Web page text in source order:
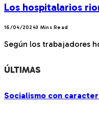
Los hospitalarios
16/04/20243 Mins Read
Según los trabajadores
ÚLTIMAS
Socialismo con